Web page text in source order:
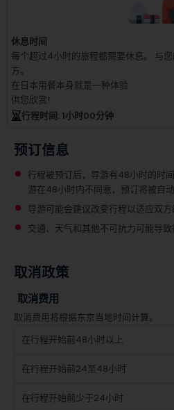
休息时间
每个超过4小时的旅程都需要休息。
与
方。
在日本用餐本身就是一种体验
供您欣赏!
行程时间: 1小时00分钟
预订信息
行程被预订后，导游有48小时的时
游在48小时内不同意，预订将被自动
导游可能会建议改变行程以适应双方
交通、天气和其他不可抗力可能导致
取消政策
取消费用
取消费用将根据东京当地时间计算。
在行程开始前48小时以上
在行程开始前24至48小时
在行程开始前少于24小时